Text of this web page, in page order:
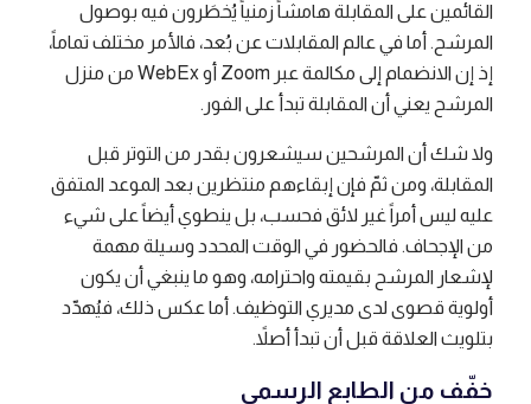
القائمين على المقابلة هامشاً زمنياً يُخطَرون فيه بوصول
المرشح. أما في عالم المقابلات عن بُعد، فالأمر مختلف تماماً،
إذ إن الانضمام إلى مكالمة عبر Zoom أو WebEx من منزل
المرشح يعني أن المقابلة تبدأ على الفور.
ولا شك أن المرشحين سيشعرون بقدر من التوتر قبل
المقابلة، ومن ثمّ فإن إبقاءهم منتظرين بعد الموعد المتفق
عليه ليس أمراً غير لائق فحسب، بل ينطوي أيضاً على شيء
من الإجحاف. فالحضور في الوقت المحدد وسيلة مهمة
لإشعار المرشح بقيمته واحترامه، وهو ما ينبغي أن يكون
أولوية قصوى لدى مديري التوظيف. أما عكس ذلك، فيُهدّد
بتلويث العلاقة قبل أن تبدأ أصلاً.
خفّف من الطابع الرسمي